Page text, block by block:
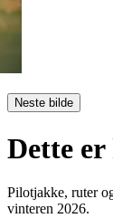
Neste bilde
Dette
Pilotjakke, ruter
vinteren 2026.